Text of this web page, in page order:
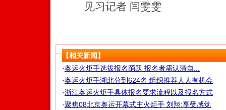
见习记者 闫雯雯
【相关新闻】
·奥运火炬手选拔报名踊跃 报名者需认清自...
·奥运火炬手湖北分到624名 组织推荐人人有机会
·浙江奥运火炬手具体报名要求流程以及报名方式
·聚焦08北京奥运开幕式主火炬手 刘翔:享受感觉